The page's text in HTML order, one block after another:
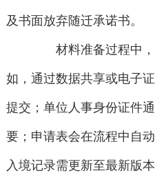
及书面放弃随迁承诺书。
材料准备过程中，
如，通过数据共享或电子
提交；单位人事身份证件
要；申请表会在流程中自
入境记录需更新至最新版